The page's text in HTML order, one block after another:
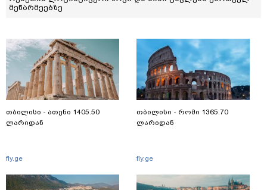
მეწარმეებზე
თბილისი - ათენი 1405.50
ლარიდან
fly.ge
თბილისი - რომი 1365.70
ლარიდან
fly.ge